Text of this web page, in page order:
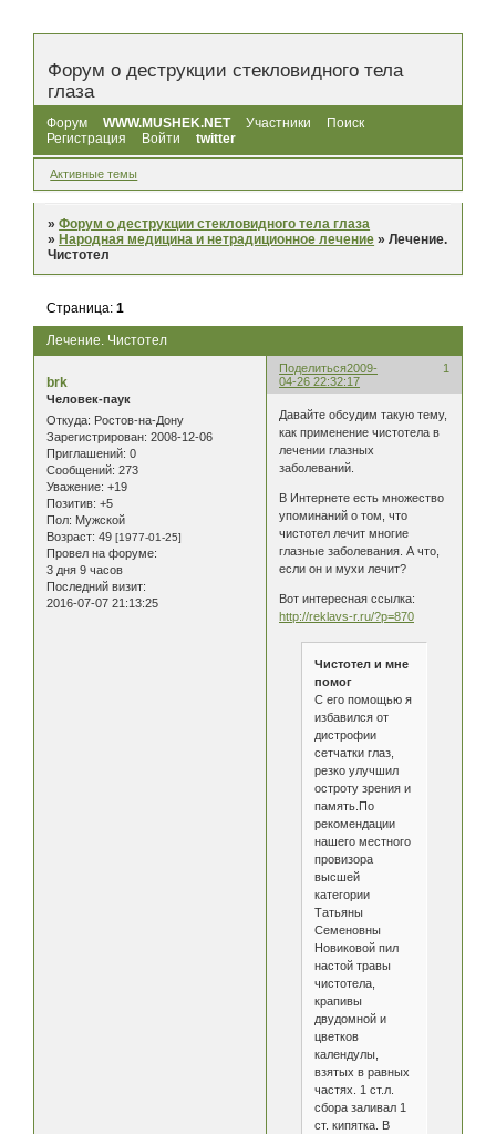
Форум о деструкции стекловидного тела
глаза
Форум WWW.MUSHEK.NET Участники
Поиск
Регистрация
Войти twitter
Активные темы
»Форум о деструкции стекловидного тела глаза
»Народная медицина и нетрадиционное лечение »Лечение.
Чистотел
Лечение. Чистотел
Страница:1
Поделиться 1
2009-
04-26 22:32:17
brk
Человек-паук
Откуда: Ростов-на-Дону
Зарегистрирован: 2008-12-06
Приглашений: 0
Сообщений: 273
Уважение: +19
Позитив: +5
Пол: Мужской
Возраст: 49 [1977-01-25]
Провел на форуме:
3 дня 9 часов
Последний визит:
2016-07-07 21:13:25
Давайте обсудим такую тему,
как применение чистотела в
лечении глазных
заболеваний.
В Интернете есть множество
упоминаний о том, что
чистотел лечит многие
глазные заболевания. А что,
если он и мухи лечит?
Вот интересная ссылка:
http://reklavs-r.ru/?p=870
Чистотел и мне
помог
С его помощью я
избавился от
дистрофии
сетчатки глаз,
резко улучшил
остроту зрения и
память.По
рекомендации
нашего местного
провизора
высшей
категории
Татьяны
Семеновны
Новиковой пил
настой травы
чистотела,
крапивы
двудомной и
цветков
календулы,
взятых в равных
частях. 1 ст.л.
сбора заливал 1
ст. кипятка. В